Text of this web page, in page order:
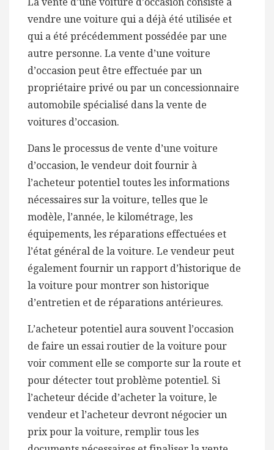
vendre une voiture qui a déjà été utilisée et
qui a été précédemment possédée par une
autre personne. La vente d’une voiture
d’occasion peut être effectuée par un
propriétaire privé ou par un concessionnaire
automobile spécialisé dans la vente de
voitures d’occasion.
Dans le processus de vente d’une voiture
d’occasion, le vendeur doit fournir à
l’acheteur potentiel toutes les informations
nécessaires sur la voiture, telles que le
modèle, l’année, le kilométrage, les
équipements, les réparations effectuées et
l’état général de la voiture. Le vendeur peut
également fournir un rapport d’historique de
la voiture pour montrer son historique
d’entretien et de réparations antérieures.
L’acheteur potentiel aura souvent l’occasion
de faire un essai routier de la voiture pour
voir comment elle se comporte sur la route et
pour détecter tout problème potentiel. Si
l’acheteur décide d’acheter la voiture, le
vendeur et l’acheteur devront négocier un
prix pour la voiture, remplir tous les